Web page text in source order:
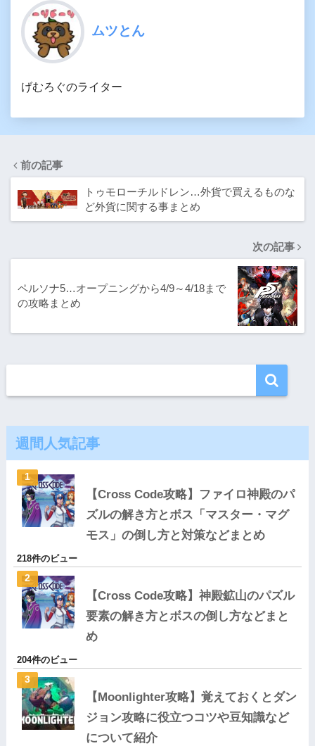
ムツとん
げむろぐのライター
前の記事
トゥモローチルドレン…外貨で買えるものな
ど外貨に関する事まとめ
次の記事
ペルソナ5…オープニングから4/9～4/18まで
の攻略まとめ
週間人気記事
【Cross Code攻略】ファイロ神殿のパ
ズルの解き方とボス「マスター・マグ
モス」の倒し方と対策などまとめ
218件のビュー
【Cross Code攻略】神殿鉱山のパズル
要素の解き方とボスの倒し方などまと
め
204件のビュー
【Moonlighter攻略】覚えておくとダン
ジョン攻略に役立つコツや豆知識など
について紹介